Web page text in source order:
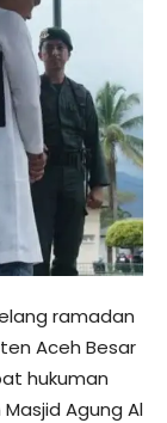
ramadan
Aceh Besar
hukuman
Agung Al